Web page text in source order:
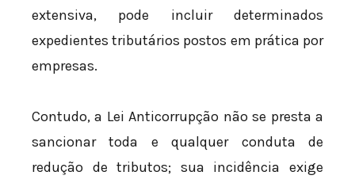
extensiva, pode incluir determinados
expedientes tributários postos em prática por
empresas.
Contudo, a Lei Anticorrupção não se presta a
sancionar toda e qualquer conduta de
redução de tributos; sua incidência exige